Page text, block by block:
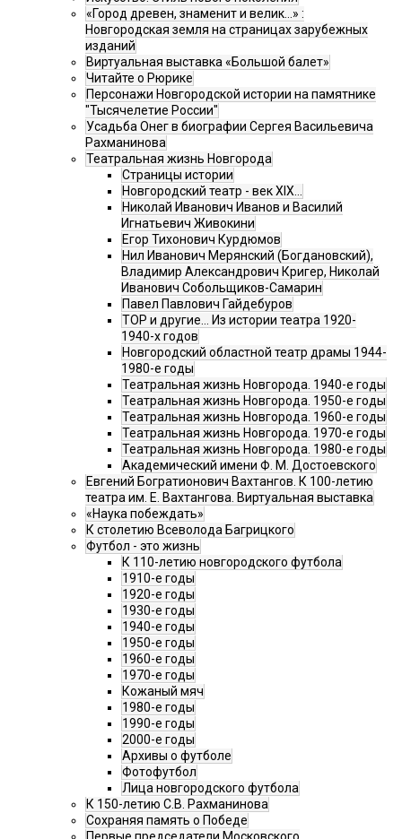
«Город древен, знаменит и велик…» :
Новгородская земля на страницах зарубежных
изданий
Виртуальная выставка «Большой балет»
Читайте о Рюрике
Персонажи Новгородской истории на памятнике
"Тысячелетие России"
Усадьба Онег в биографии Сергея Васильевича
Рахманинова
Театральная жизнь Новгорода
Страницы истории
Новгородский театр - век XIX…
Николай Иванович Иванов и Василий
Игнатьевич Живокини
Егор Тихонович Курдюмов
Нил Иванович Мерянский (Богдановский),
Владимир Александрович Кригер, Николай
Иванович Собольщиков-Самарин
Павел Павлович Гайдебуров
ТОР и другие… Из истории театра 1920-
1940-х годов
Новгородский областной театр драмы 1944-
1980-е годы
Театральная жизнь Новгорода. 1940-е годы
Театральная жизнь Новгорода. 1950-е годы
Театральная жизнь Новгорода. 1960-е годы
Театральная жизнь Новгорода. 1970-е годы
Театральная жизнь Новгорода. 1980-е годы
Академический имени Ф. М. Достоевского
Евгений Богратионович Вахтангов. К 100-летию
театра им. Е. Вахтангова. Виртуальная выставка
«Наука побеждать»
К столетию Всеволода Багрицкого
Футбол - это жизнь
К 110-летию новгородского футбола
1910-е годы
1920-е годы
1930-е годы
1940-е годы
1950-е годы
1960-е годы
1970-е годы
Кожаный мяч
1980-е годы
1990-е годы
2000-е годы
Архивы о футболе
Фотофутбол
Лица новгородского футбола
К 150-летию С.В. Рахманинова
Сохраняя память о Победе